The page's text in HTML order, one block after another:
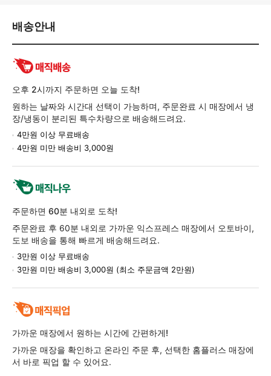
배
교
환/
반
품
정
보
배송안내
오후 2시까지 주문하면 오늘 도착!
원하는 날짜와 시간대 선택이 가능하며, 주문완료 시 매장에서 냉
장/냉동이 분리된 특수차량으로 배송해드려요.
4만원 이상 무료배송
4만원 미만 배송비 3,000원
주문하면 60분 내외로 도착!
주문완료 후 60분 내외로 가까운 익스프레스 매장에서 오토바이,
도보 배송을 통해 빠르게 배송해드려요.
3만원 이상 무료배송
3만원 미만 배송비 3,000원 (최소 주문금액 2만원)
가까운 매장에서 원하는 시간에 간편하게!
가까운 매장을 확인하고 온라인 주문 후, 선택한 홈플러스 매장에
서 바로 픽업 할 수 있어요.